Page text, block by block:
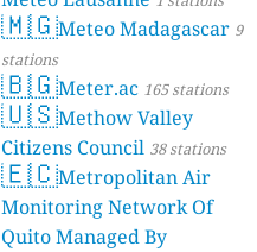
🇲🇬Meteo Madagascar 9
stations
🇧🇬Meter.ac 165 stations
🇺🇸Methow Valley
Citizens Council 38 stations
🇪🇨Metropolitan Air
Monitoring Network Of
Quito Managed By